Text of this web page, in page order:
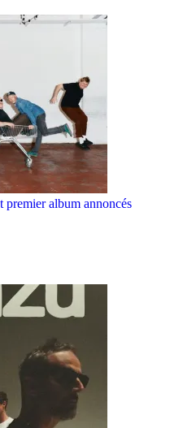
album annoncés